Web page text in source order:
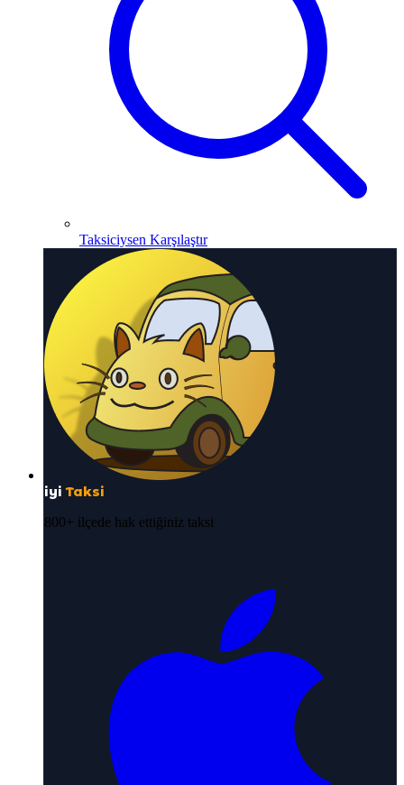
Taksiciysen Karşılaştır
iyi Taksi
800+ ilçede hak ettiğiniz taksi